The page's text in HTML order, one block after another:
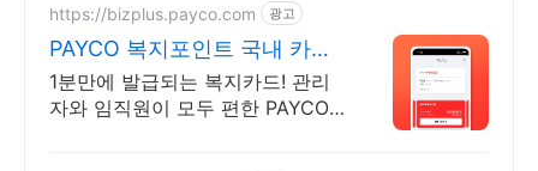
https://bizplus.payco.com 광고
PAYCO 복지포인트 국내 카드
가맹점 어디서나
1분만에 발급되는 복지카드! 관리
자와 임직원이 모두 편한 PAYCO